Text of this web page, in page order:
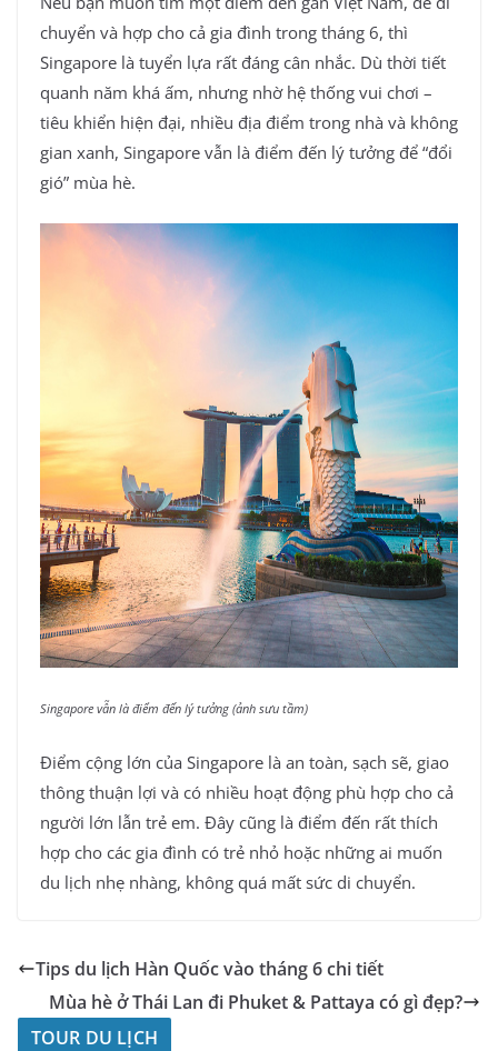
chuyển và hợp cho cả gia đình trong tháng 6, thì
Singapore là tuyển lựa rất đáng cân nhắc. Dù thời tiết
quanh năm khá ấm, nhưng nhờ hệ thống vui chơi –
tiêu khiển hiện đại, nhiều địa điểm trong nhà và không
gian xanh, Singapore vẫn là điểm đến lý tưởng để “đổi
gió” mùa hè.
Singapore vẫn là điểm đến lý tưởng (ảnh sưu tầm)
Điểm cộng lớn của Singapore là an toàn, sạch sẽ, giao
thông thuận lợi và có nhiều hoạt động phù hợp cho cả
người lớn lẫn trẻ em. Đây cũng là điểm đến rất thích
hợp cho các gia đình có trẻ nhỏ hoặc những ai muốn
du lịch nhẹ nhàng, không quá mất sức di chuyển.
Tips du lịch Hàn Quốc vào tháng 6 chi tiết
Mùa hè ở Thái Lan đi Phuket & Pattaya có gì đẹp?
TOUR DU LỊCH